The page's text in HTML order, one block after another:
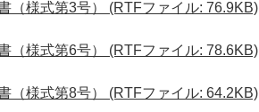
（様式第3号） (RTFファイル: 76.9KB)
（様式第6号） (RTFファイル: 78.6KB)
（様式第8号） (RTFファイル: 64.2KB)